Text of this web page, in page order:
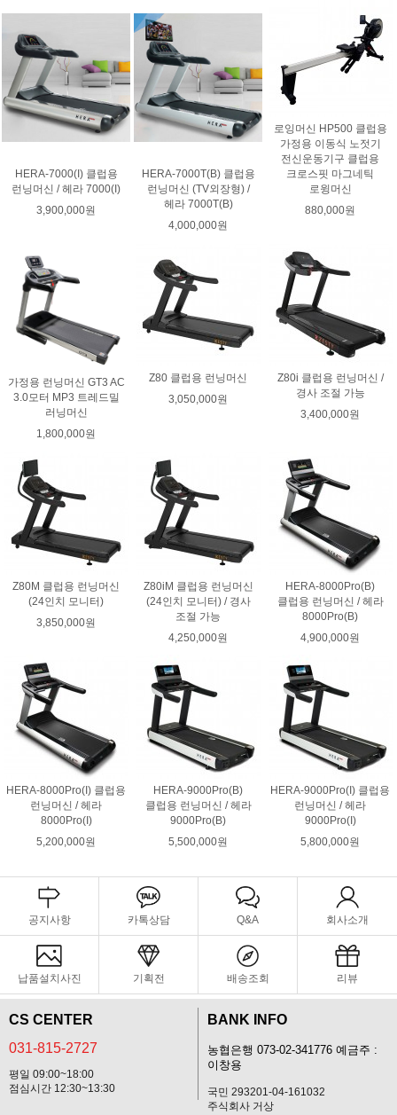
HERA-7000(I) 클럽용
런닝머신 / 헤라 7000(I)
3,900,000원
HERA-7000T(B) 클럽용
런닝머신 (TV외장형) /
헤라 7000T(B)
4,000,000원
로잉머신 HP500 클럽용
가정용 이동식 노젓기
전신운동기구 클럽용
크로스핏 마그네틱
로윙머신
880,000원
가정용 런닝머신 GT3 AC
3.0모터 MP3 트레드밀
러닝머신
1,800,000원
Z80 클럽용 런닝머신
3,050,000원
Z80i 클럽용 런닝머신 /
경사 조절 가능
3,400,000원
Z80M 클럽용 런닝머신
(24인치 모니터)
3,850,000원
Z80iM 클럽용 런닝머신
(24인치 모니터) / 경사
조절 가능
4,250,000원
HERA-8000Pro(B)
클럽용 런닝머신 / 헤라
8000Pro(B)
4,900,000원
HERA-8000Pro(I) 클럽용
런닝머신 / 헤라
8000Pro(I)
5,200,000원
HERA-9000Pro(B)
클럽용 런닝머신 / 헤라
9000Pro(B)
5,500,000원
HERA-9000Pro(I) 클럽용
런닝머신 / 헤라
9000Pro(I)
5,800,000원
공지사항 카톡상담 Q&A 회사소개
납품설치사진 기획전 배송조회 리뷰
CS CENTER
031-815-2727
평일 09:00~18:00
점심시간 12:30~13:30
BANK INFO
농협은행 073-02-341776 예금주 :
이창용
국민 293201-04-161032
주식회사 거상